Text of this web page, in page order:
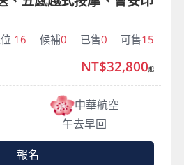
16 候補0 已售0 可售15
中華航空
午去早回
NT$32,800起
報名